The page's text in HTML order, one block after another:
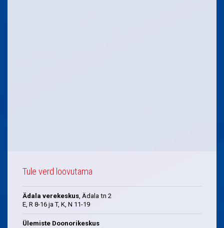
Tule verd loovutama
Ädala verekeskus, Ädala tn 2
E, R 8-16 ja T, K, N 11-19
Ülemiste Doonorikeskus